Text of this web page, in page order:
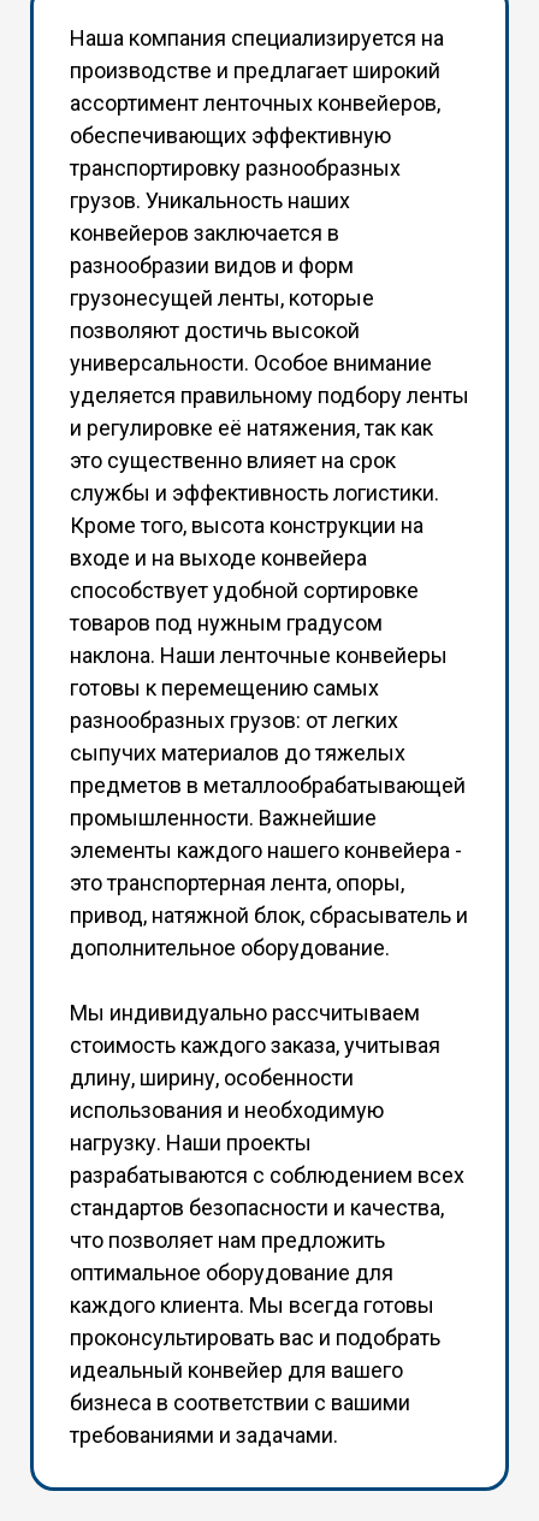
Наша компания специализируется на
производстве и предлагает широкий
ассортимент ленточных конвейеров,
обеспечивающих эффективную
транспортировку разнообразных
грузов. Уникальность наших
конвейеров заключается в
разнообразии видов и форм
грузонесущей ленты, которые
позволяют достичь высокой
универсальности. Особое внимание
уделяется правильному подбору ленты
и регулировке её натяжения, так как
это существенно влияет на срок
службы и эффективность логистики.
Кроме того, высота конструкции на
входе и на выходе конвейера
способствует удобной сортировке
товаров под нужным градусом
наклона. Наши ленточные конвейеры
готовы к перемещению самых
разнообразных грузов: от легких
сыпучих материалов до тяжелых
предметов в металлообрабатывающей
промышленности. Важнейшие
элементы каждого нашего конвейера -
это транспортерная лента, опоры,
привод, натяжной блок, сбрасыватель и
дополнительное оборудование.
Мы индивидуально рассчитываем
стоимость каждого заказа, учитывая
длину, ширину, особенности
использования и необходимую
нагрузку. Наши проекты
разрабатываются с соблюдением всех
стандартов безопасности и качества,
что позволяет нам предложить
оптимальное оборудование для
каждого клиента. Мы всегда готовы
проконсультировать вас и подобрать
идеальный конвейер для вашего
бизнеса в соответствии с вашими
требованиями и задачами.